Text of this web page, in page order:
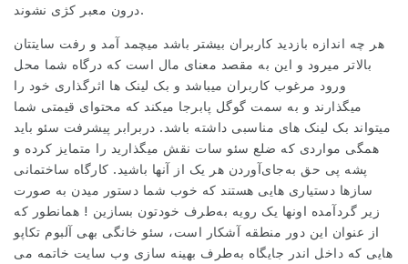
درون معبر کژی نشوند.
هر چه اندازه بازدید کاربران بیشتر باشد میچمد آمد و رفت سایتتان
بالاتر میرود و این به مقصد معنای مال است که درگاه شما محل
ورود مرغوب کاربران میباشد و بک لینک ها اثرگذاری خود را
میگذارند و به سمت گوگل پابرجا میکند که محتوای قیمتی شما
میتواند بک لینک های مناسبی داشته باشد. دربرابر پیشرفت سئو باید
همگی مواردی که ضلع سئو سات نقش میگذارید را متمایز کرده و
پشه پی حق به‌جای‌آوردن هر یک از آنها باشید. کارگاه ساختمانی
سازها دستیاری هایی هستند که خوب شما دستور میدن به صورت
زیر گردآمده اونها یک رویه به‌طرف خودتون بسازین ! همانطور که
از عنوان این دور منطقه آشکار است، سئو خانگی بهی آلبوم تکاپو
هایی که داخل اندر جایگاه به‌طرف بهینه سازی وب سایت خاتمه می